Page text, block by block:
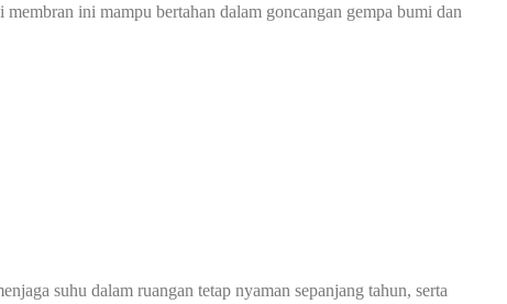
ini mampu bertahan dalam goncangan gempa bumi dan
suhu dalam ruangan tetap nyaman sepanjang tahun, serta